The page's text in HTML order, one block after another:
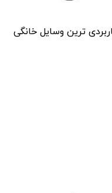
ترین وسایل خانگی